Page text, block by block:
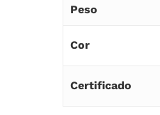
Peso
Cor
Certificado